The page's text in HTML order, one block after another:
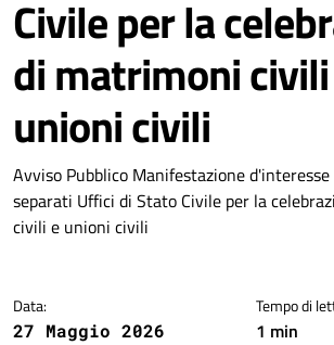
Civile per la
di matrimoni
unioni civili
Dettagli della notizia
Avviso Pubblico Manifestazione
separati Uffici di Stato Civile per la
civili e unioni civili
Data:
27 Maggio 2026
Tempo di
1 min